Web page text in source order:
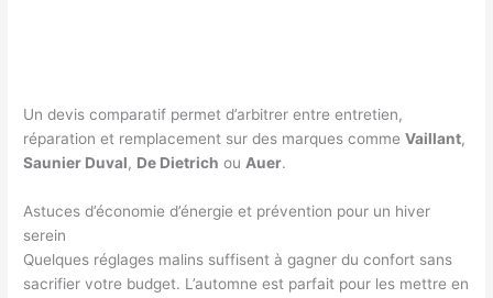
Un devis comparatif permet d’arbitrer entre entretien,
réparation et remplacement sur des marques commeVaillant,
Saunier Duval, De Dietrich ouAuer.
Astuces d’économie d’énergie et prévention pour un hiver
serein
Quelques réglages malins suffisent à gagner du confort sans
sacrifier votre budget. L’automne est parfait pour les mettre en